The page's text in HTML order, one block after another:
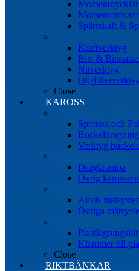
Momentnycklar
Spärrskaft &
Kraftverktyg
Bits &
Nitverktyg
Close
KAROSS
Spotters och
Verktyg
Dragkrampa
Övrig
Allvis
Övriga
Plastlagningskit
Klammer till
Close
RIKTBÄNKAR